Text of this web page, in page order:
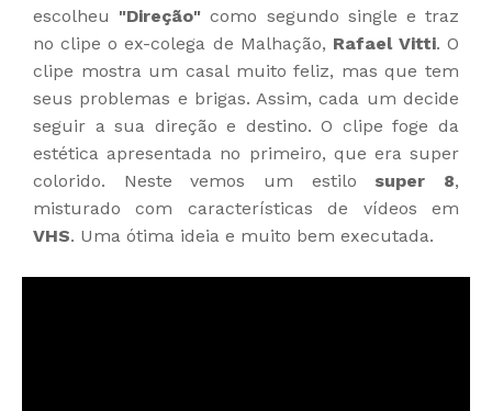
escolheu "Direção" como segundo single e traz
no clipe o ex-colega de Malhação, Rafael Vitti. O
clipe mostra um casal muito feliz, mas que tem
seus problemas e brigas. Assim, cada um decide
seguir a sua direção e destino. O clipe foge da
estética apresentada no primeiro, que era super
colorido. Neste vemos um estilo super 8,
misturado com características de vídeos em
VHS. Uma ótima ideia e muito bem executada.